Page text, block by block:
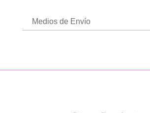
Medios de Envío